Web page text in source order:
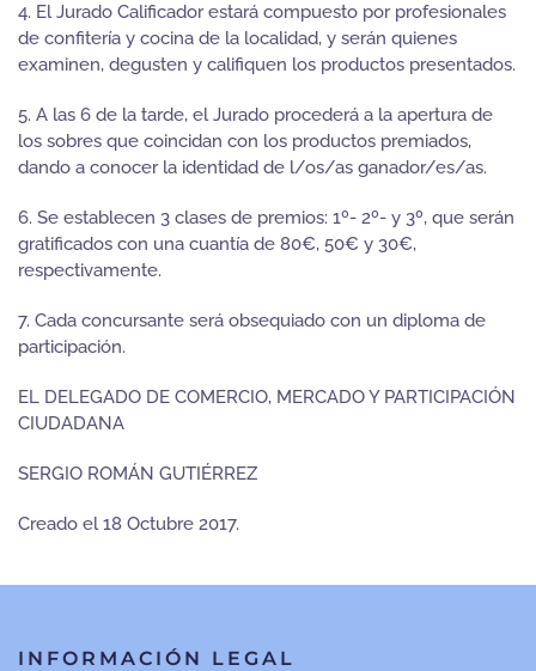
4. El Jurado Calificador estará compuesto por profesionales
de confitería y cocina de la localidad, y serán quienes
examinen, degusten y califiquen los productos presentados.
5. A las 6 de la tarde, el Jurado procederá a la apertura de
los sobres que coincidan con los productos premiados,
dando a conocer la identidad de l/os/as ganador/es/as.
6. Se establecen 3 clases de premios: 1º- 2º- y 3º, que serán
gratificados con una cuantía de 80€, 50€ y 30€,
respectivamente.
7. Cada concursante será obsequiado con un diploma de
participación.
EL DELEGADO DE COMERCIO, MERCADO Y PARTICIPACIÓN
CIUDADANA
SERGIO ROMÁN GUTIÉRREZ
Creado el18 Octubre 2017.
INFORMACIÓN LEGAL